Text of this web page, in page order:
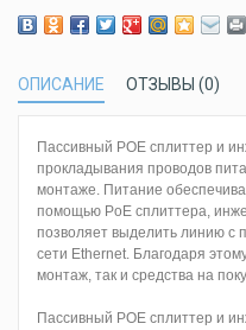
ОПИСАНИЕ ОТЗЫВЫ (0)
Пассивный POE сплиттер и
прокладывания проводов
монтаже. Питание
помощью PoE сплиттера,
позволяет выделить линию с
сети Ethernet. Благодаря
монтаж, так и средства на
Пассивный POE сплиттер и